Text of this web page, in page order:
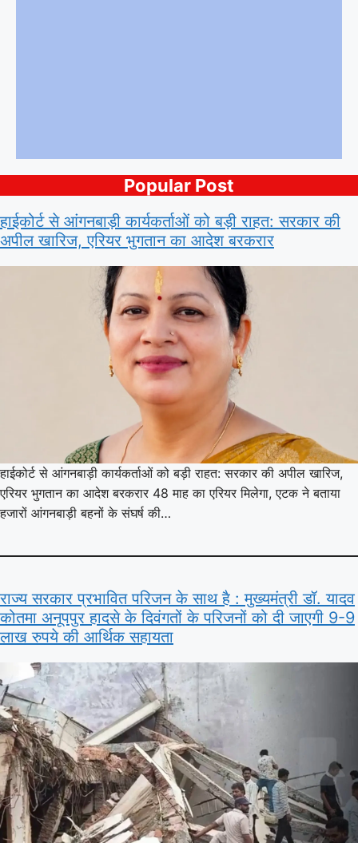
Popular Post
हाईकोर्ट से आंगनबाड़ी कार्यकर्ताओं को बड़ी राहत: सरकार की
अपील खारिज, एरियर भुगतान का आदेश बरकरार
हाईकोर्ट से आंगनबाड़ी कार्यकर्ताओं को बड़ी राहत: सरकार की अपील खारिज,
एरियर भुगतान का आदेश बरकरार 48 माह का एरियर मिलेगा, एटक ने बताया
हजारों आंगनबाड़ी बहनों के संघर्ष की…
राज्य सरकार प्रभावित परिजन के साथ है : मुख्यमंत्री डॉ. यादव
कोतमा अनूपपुर हादसे के दिवंगतों के परिजनों को दी जाएगी 9-9
लाख रुपये की आर्थिक सहायता